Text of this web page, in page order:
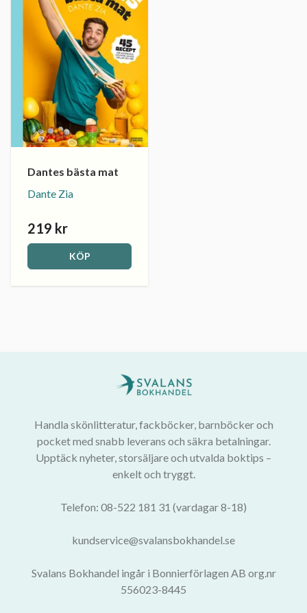
Dantes bästa mat
Dante Zia
219 kr
KÖP
Handla skönlitteratur, fackböcker, barnböcker och
pocket med snabb leverans och säkra betalningar.
Upptäck nyheter, storsäljare och utvalda boktips –
enkelt och tryggt.
Telefon: 08-522 181 31 (vardagar 8-18)
kundservice@svalansbokhandel.se
Svalans Bokhandel ingår i Bonnierförlagen AB org.nr
556023-8445